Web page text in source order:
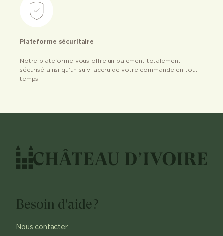
Plateforme sécuritaire
Notre plateforme vous offre un paiement totalement
sécurisé ainsi qu’un suivi accru de votre commande en tout
temps
Besoin d'aide?
Nous contacter